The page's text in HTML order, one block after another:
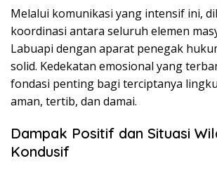
Melalui komunikasi yang intensif ini,
koordinasi antara seluruh elemen
Labuapi dengan aparat penegak
solid. Kedekatan emosional yang
fondasi penting bagi terciptanya
aman, tertib, dan damai.
Dampak Positif dan Situasi
Kondusif